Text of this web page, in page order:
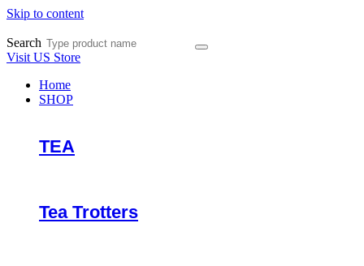
Skip to content
Search
Visit US Store
Home
SHOP
TEA
Tea Trotters